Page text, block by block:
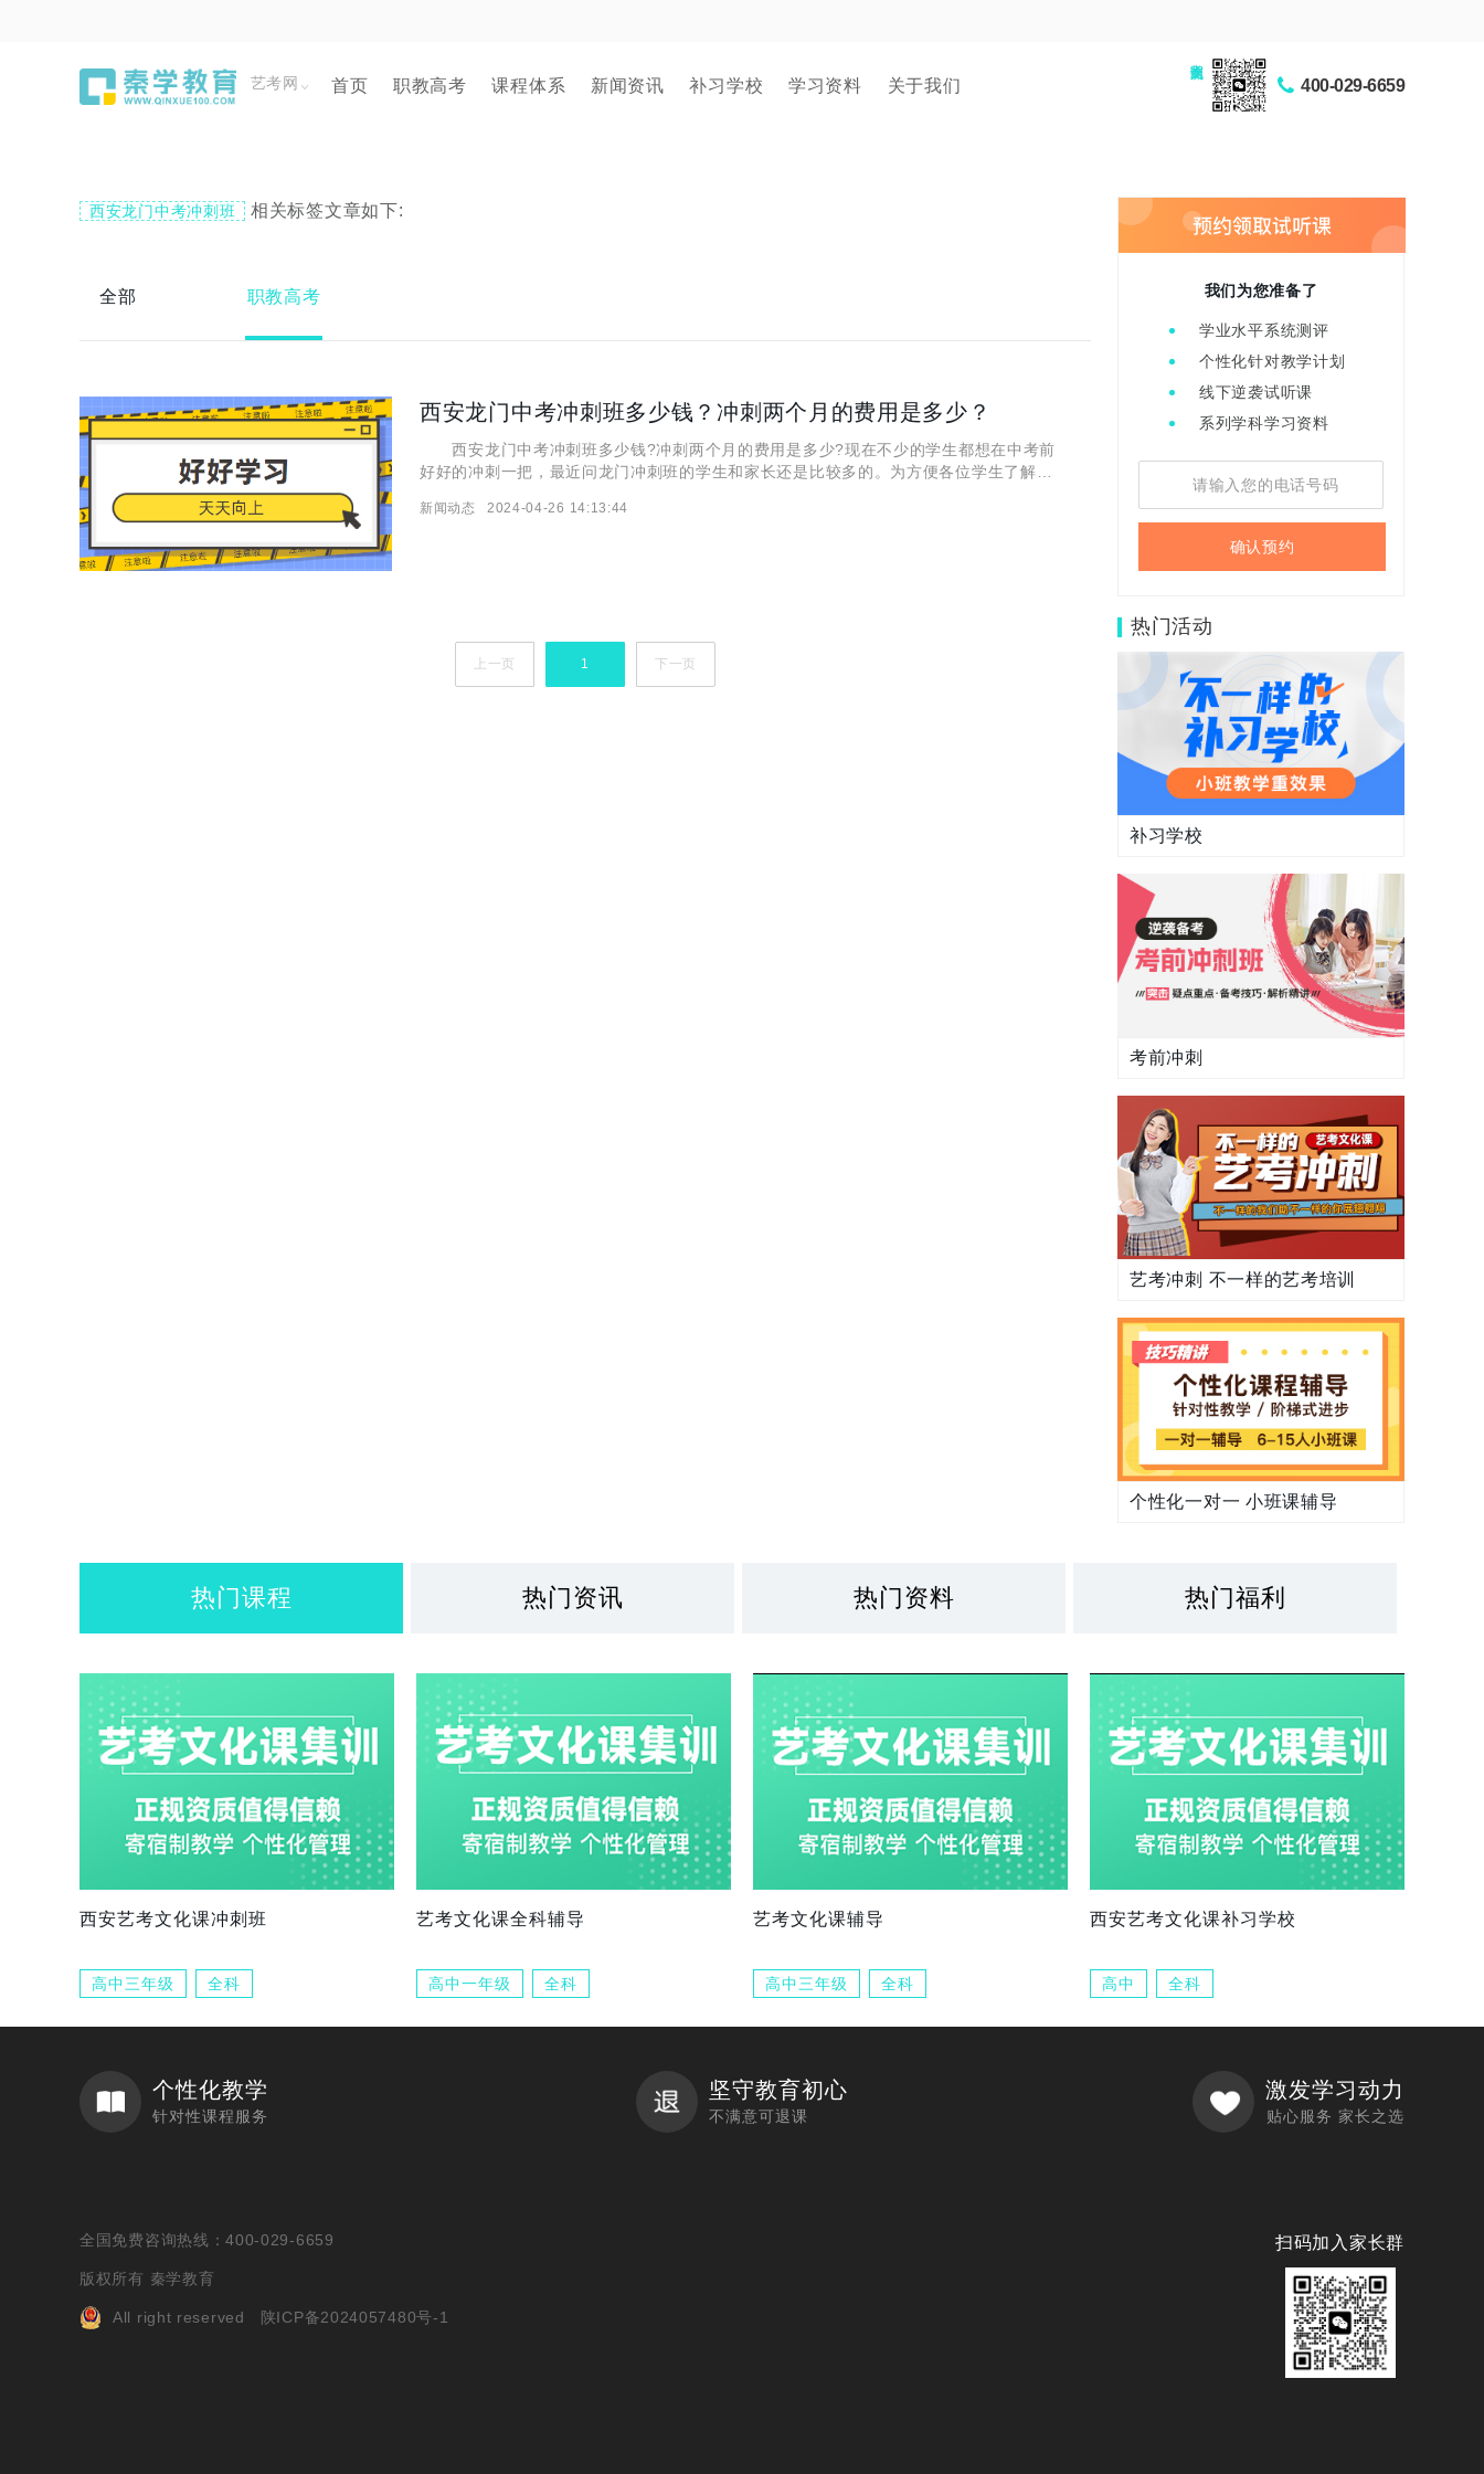
艺考网 首页 职教高考 课程体系 新闻资讯 补习学校 学习资料 关于我们 400-029-6659
西安龙门中考冲刺班 相关标签文章如下:
全部 职教高考
西安龙门中考冲刺班多少钱？冲刺两个月的费用是多少？
西安龙门中考冲刺班多少钱?冲刺两个月的费用是多少?现在不少的学生都想在中考前
好好的冲刺一把，最近问龙门冲刺班的学生和家长还是比较多的。为方便各位学生了解，
中考冲刺班多少钱?冲刺两个月的费用是多少? 如果你平常只能考
新闻动态 2024-04-26 14:13:44
上一页 1 下一页
我们为您准备了
学业水平系统测评
个性化针对教学计划
线下逆袭试听课
系列学科学习资料
确认预约
热门活动
补习学校
考前冲刺
艺考冲刺 不一样的艺考培训
个性化一对一 小班课辅导
热门课程 热门资讯 热门资料 热门福利
西安艺考文化课冲刺班
高中三年级 全科
艺考文化课全科辅导
高中一年级 全科
艺考文化课辅导
高中三年级 全科
西安艺考文化课补习学校
高中 全科
个性化教学
针对性课程服务
坚守教育初心
不满意可退课
激发学习动力
贴心服务 家长之选
全国免费咨询热线：400-029-6659
版权所有 秦学教育
All right reserved 陕ICP备2024057480号-1
扫码加入家长群